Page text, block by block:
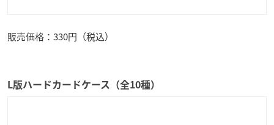
販売価格：330円（税込）
L版ハードカードケース（全10種）